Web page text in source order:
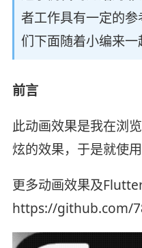
者工作具有一定的
们下面随着小编来
前言
此动画效果是我在浏
炫的效果，于是就使
更多动画效果及Flutter
https://github.com/